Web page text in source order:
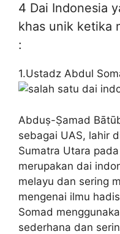
4 Dai Indonesia
khas unik ketika
:
1.Ustadz Abdul
Abduṣ-Ṣamad
sebagai UAS, lahir
Sumatra Utara
merupakan dai
melayu dan sering
mengenai ilmu
Somad
sederhana dan